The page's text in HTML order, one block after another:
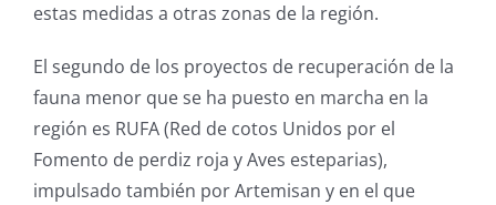
estas medidas a otras zonas de la región.
El segundo de los proyectos de recuperación de la
fauna menor que se ha puesto en marcha en la
región es RUFA (Red de cotos Unidos por el
Fomento de perdiz roja y Aves esteparias),
impulsado también por Artemisan y en el que